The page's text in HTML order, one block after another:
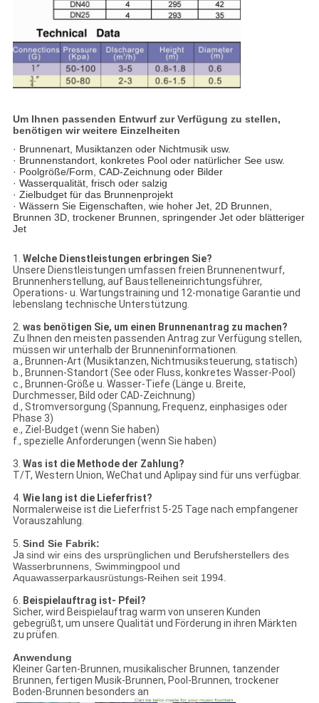
Um Ihnen passenden Entwurf zur Verfügung zu stellen,
benötigen wir weitere Einzelheiten
· Brunnenart, Musiktanzen oder Nichtmusik usw.
· Brunnenstandort, konkretes Pool oder natürlicher See usw.
· Poolgröße/Form, CAD-Zeichnung oder Bilder
· Wasserqualität, frisch oder salzig
· Zielbudget für das Brunnenprojekt
· Wässern Sie Eigenschaften, wie hoher Jet, 2D Brunnen,
Brunnen 3D, trockener Brunnen, springender Jet oder blätteriger
Jet
1. Welche Dienstleistungen erbringen Sie?
Unsere Dienstleistungen umfassen freien Brunnenentwurf,
Brunnenherstellung, auf Baustelleneinrichtungsführer,
Operations- u. Wartungstraining und 12-monatige Garantie und
lebenslang technische Unterstützung.
2. was benötigen Sie, um einen Brunnenantrag zu machen?
Zu Ihnen den meisten passenden Antrag zur Verfügung stellen,
müssen wir unterhalb der Brunneninformationen.
a., Brunnen-Art (Musiktanzen, Nichtmusiksteuerung, statisch)
b., Brunnen-Standort (See oder Fluss, konkretes Wasser-Pool)
c., Brunnen-Größe u. Wasser-Tiefe (Länge u. Breite,
Durchmesser, Bild oder CAD-Zeichnung)
d., Stromversorgung (Spannung, Frequenz, einphasiges oder
Phase 3)
e., Ziel-Budget (wenn Sie haben)
f., spezielle Anforderungen (wenn Sie haben)
3. Was ist die Methode der Zahlung?
T/T, Western Union, WeChat und Aplipay sind für uns verfügbar.
4. Wie lang ist die Lieferfrist?
Normalerweise ist die Lieferfrist 5-25 Tage nach empfangener
Vorauszahlung.
5. Sind Sie Fabrik:
Ja sind wir eins des ursprünglichen und Berufsherstellers des
Wasserbrunnens, Swimmingpool und
Aquawasserparkausrüstungs-Reihen seit 1994.
6.
Beispielauftrag ist- Pfeil?
Sicher, wird Beispielauftrag warm von unseren Kunden
gebegrüßt, um unsere Qualität und Förderung in ihren Märkten
zu prüfen.
Anwendung
Kleiner Garten-Brunnen, musikalischer Brunnen, tanzender
Brunnen, fertigen Musik-Brunnen, Pool-Brunnen, trockener
Boden-Brunnen besonders an